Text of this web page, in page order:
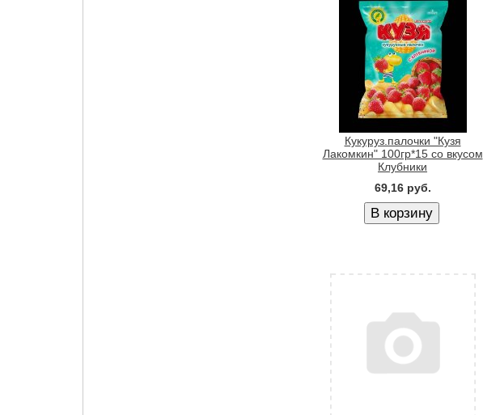
Кукуруз.палочки "Кузя
Лакомкин" 100гр*15 со вкусом
Клубники
69,16 руб.